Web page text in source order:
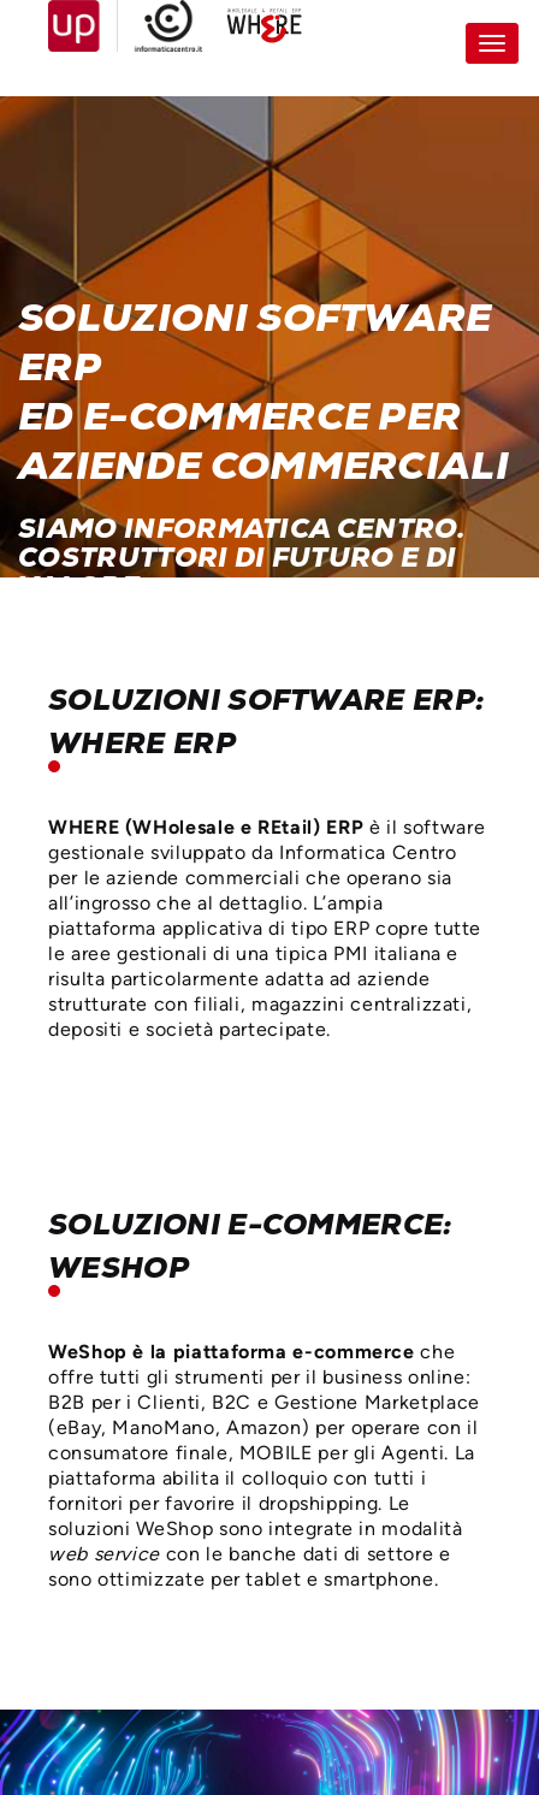
SOLUZIONI SOFTWARE
ERP
ED E-COMMERCE PER
AZIENDE COMMERCIALI
SIAMO INFORMATICA CENTRO.
COSTRUTTORI DI FUTURO E DI
VALORE.
SOLUZIONI SOFTWARE ERP:
WHERE ERP
WHERE (WHolesale e REtail) ERP è il software
gestionale sviluppato da Informatica Centro
per le aziende commerciali che operano sia
all’ingrosso che al dettaglio. L’ampia
piattaforma applicativa di tipo ERP copre tutte
le aree gestionali di una tipica PMI italiana e
risulta particolarmente adatta ad aziende
strutturate con filiali, magazzini centralizzati,
depositi e società partecipate.
SOLUZIONI E-COMMERCE:
WESHOP
WeShop è la piattaforma e-commerce che
offre tutti gli strumenti per il business online:
B2B per i Clienti, B2C e Gestione Marketplace
(eBay, ManoMano, Amazon) per operare con il
consumatore finale, MOBILE per gli Agenti. La
piattaforma abilita il colloquio con tutti i
fornitori per favorire il dropshipping. Le
soluzioni WeShop sono integrate in modalità
web service con le banche dati di settore e
sono ottimizzate per tablet e smartphone.